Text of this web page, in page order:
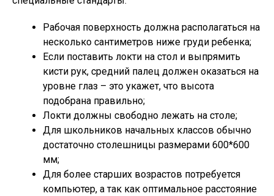
Рабочая поверхность должна располагаться на
несколько сантиметров ниже груди ребенка;
Если поставить локти на стол и выпрямить
кисти рук, средний палец должен оказаться на
уровне глаз – это укажет, что высота
подобрана правильно;
Локти должны свободно лежать на столе;
Для школьников начальных классов обычно
достаточно столешницы размерами 600*600
мм;
Для более старших возрастов потребуется
компьютер, а так как оптимальное расстояние